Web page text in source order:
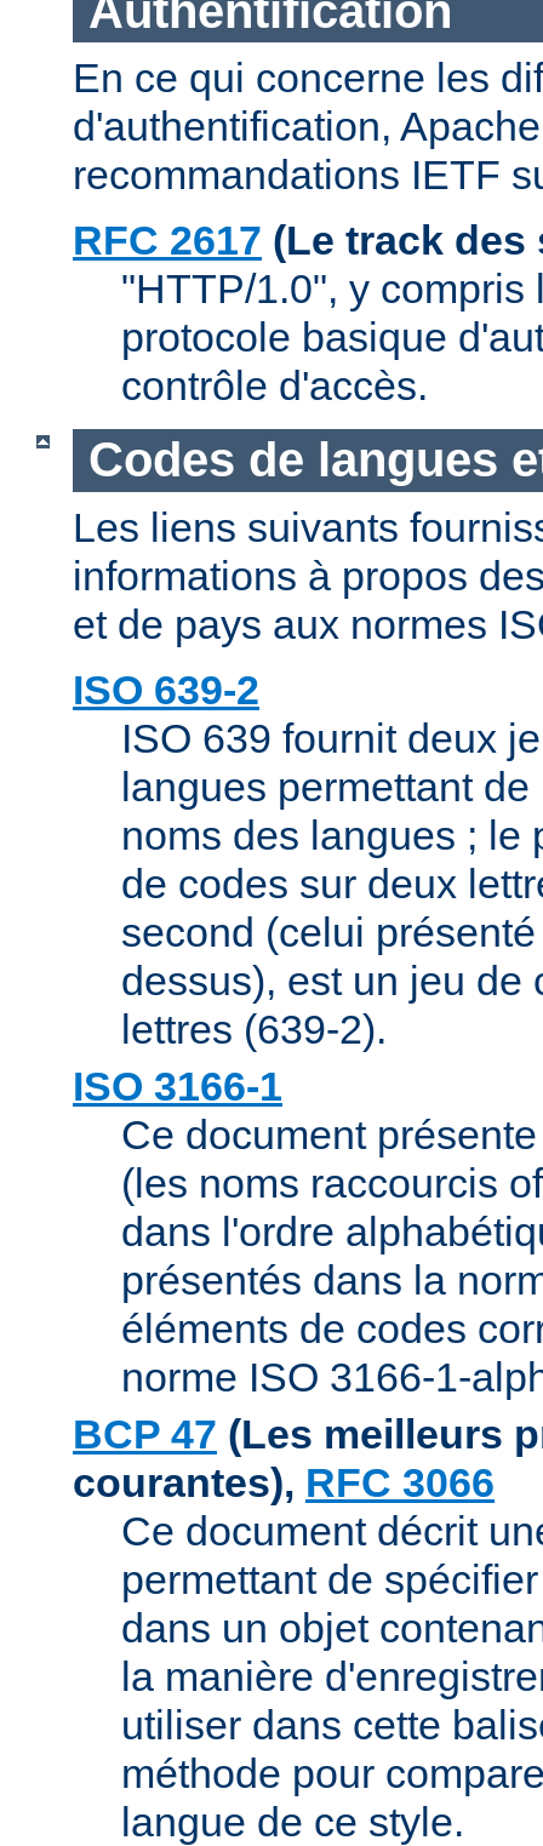
Authentification
En ce qui concerne les
d'authentification,
recommandations IETF
RFC 2617 (Le track des
"HTTP/1.0", y
protocole basique
contrôle d'accès.
Codes de langues
Les liens suivants
informations à propos
et de pays aux normes
ISO 639-2
ISO 639 fournit deux
langues permettant
noms des langues ; le
de codes sur deux
second (celui
dessus), est un jeu de
lettres (639-2).
ISO 3166-1
Ce document
(les noms raccourcis
dans l'ordre
présentés dans la
éléments de codes
norme ISO 3166-1-
BCP 47 (Les meilleurs
courantes), RFC 3066
Ce document décrit
permettant de
dans un objet
la manière
utiliser dans cette
méthode pour
langue de ce style.